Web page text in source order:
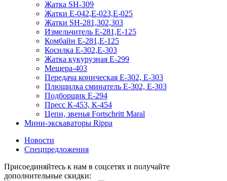
Жатка SH-309
Жатки Е-042,Е-023,Е-025
Жатки SH-281,302,303
Измельчитель Е-281,Е-125
Комбайн Е-281,Е-125
Косилка Е-302,Е-303
Жатка кукурузная Е-299
Мещера-403
Передача коническая Е-302, Е-303
Плющилка сминатель Е-302, Е-303
Подборщик Е-294
Пресс К-453, К-454
Цепи, звенья Fortschritt Maral
Мини-экскаваторы Rippa
Новости
Спецпредложения
Присоединяйтесь к нам в соцсетях и получайте
дополнительные скидки: